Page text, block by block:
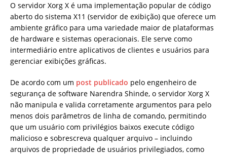
O servidor Xorg X é uma implementação popular de código
aberto do sistema X11 (servidor de exibição) que oferece um
ambiente gráfico para uma variedade maior de plataformas
de hardware e sistemas operacionais. Ele serve como
intermediário entre aplicativos de clientes e usuários para
gerenciar exibições gráficas.
De acordo com um post publicado pelo engenheiro de
segurança de software Narendra Shinde, o servidor Xorg X
não manipula e valida corretamente argumentos para pelo
menos dois parâmetros de linha de comando, permitindo
que um usuário com privilégios baixos execute código
malicioso e sobrescreva qualquer arquivo – incluindo
arquivos de propriedade de usuários privilegiados, como